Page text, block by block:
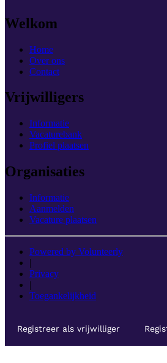
Welkom
Home
Over ons
Contact
Vrijwilligers
Informatie
Vacaturebank
Profiel plaatsen
Organisaties
Informatie
Aanmelden
Vacature plaatsen
Powered by Volunteerly
|
Privacy
|
Toegankelijkheid
Registreer als vrijwilliger